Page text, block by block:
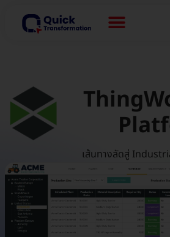
เส้นทางลัดสู่